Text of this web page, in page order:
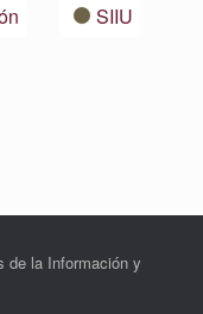
SIIU
de la Información y